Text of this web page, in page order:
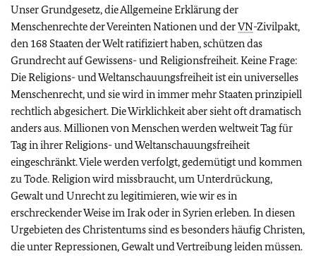
Unser Grundgesetz, die Allgemeine Erklärung der
Menschenrechte der Vereinten Nationen und derVN-Zivilpakt,
den 168 Staaten der Welt ratifiziert haben, schützen das
Grundrecht auf Gewissens- und Religionsfreiheit. Keine Frage:
Die Religions- und Weltanschauungsfreiheit ist ein universelles
Menschenrecht, und sie wird in immer mehr Staaten prinzipiell
rechtlich abgesichert. Die Wirklichkeit aber sieht oft dramatisch
anders aus. Millionen von Menschen werden weltweit Tag für
Tag in ihrer Religions- und Weltanschauungsfreiheit
eingeschränkt. Viele werden verfolgt, gedemütigt und kommen
zu Tode. Religion wird missbraucht, um Unterdrückung,
Gewalt und Unrecht zu legitimieren, wie wir es in
erschreckender Weise im Irak oder in Syrien erleben. In diesen
Urgebieten des Christentums sind es besonders häufig Christen,
die unter Repressionen, Gewalt und Vertreibung leiden müssen.